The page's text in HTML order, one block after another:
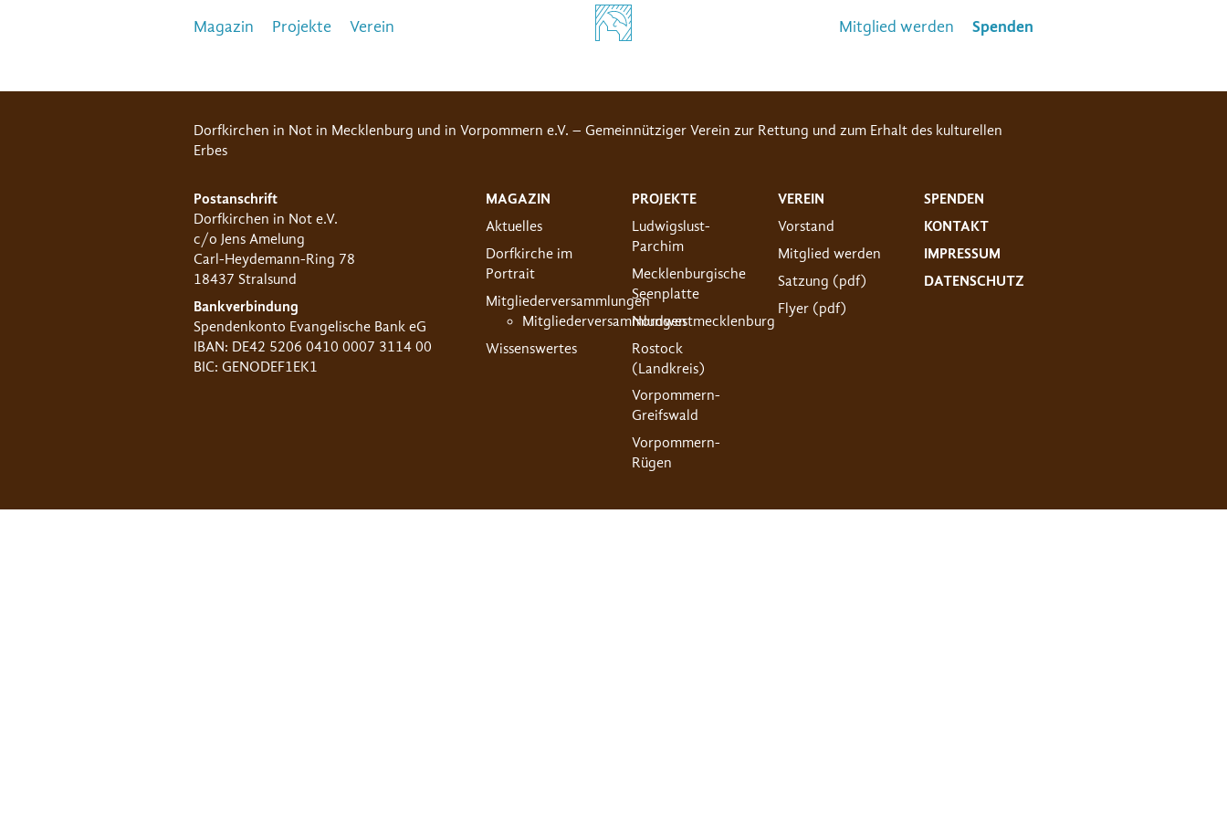
Magazin Projekte Verein Mitglied werden Spenden
Dorfkirchen in Not in Mecklenburg und in Vorpommern e.V. – Gemeinnütziger Verein zur Rettung und zum Erhalt des kulturellen
Erbes
Postanschrift
Dorfkirchen in Not e.V.
c/o Jens Amelung
Carl-Heydemann-Ring 78
18437 Stralsund
Bankverbindung
Spendenkonto Evangelische Bank eG
IBAN: DE42 5206 0410 0007 3114 00
BIC: GENODEF1EK1
MAGAZIN
Aktuelles
Dorfkirche im
Portrait
Mitgliederversammlungen
Mitgliederversammlungen
Wissenswertes
PROJEKTE
Ludwigslust-
Parchim
Mecklenburgische
Seenplatte
Nordwestmecklenburg
Rostock
(Landkreis)
Vorpommern-
Greifswald
Vorpommern-
Rügen
VEREIN
Vorstand
Mitglied werden
Satzung (pdf)
Flyer (pdf)
SPENDEN
KONTAKT
IMPRESSUM
DATENSCHUTZ